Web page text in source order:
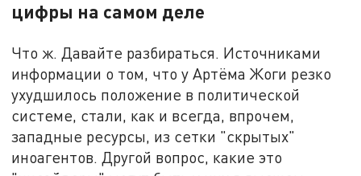
цифры на самом деле
Что ж. Давайте разбираться. Источниками
информации о том, что у Артёма Жоги резко
ухудшилось положение в политической
системе, стали, как и всегда, впрочем,
западные ресурсы, из сетки "скрытых"
иноагентов. Другой вопрос, какие это